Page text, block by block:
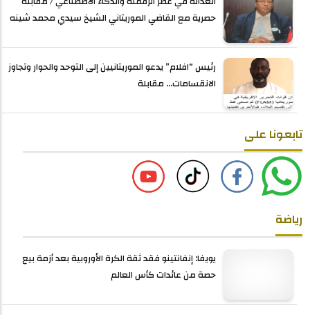
حصرية مع القاضي الموريتاني الشيخ سيدي محمد شينه
رئيس “افلام” يدعو الموريتانيين إلى التوحد والحوار وتجاوز
الانقسامات... مقابلة
تابعونا على
رياضة
يويفا: إنفانتينو فقد ثقة الكرة الأوروبية بعد أزمة بيع
حصة من عائدات كأس العالم